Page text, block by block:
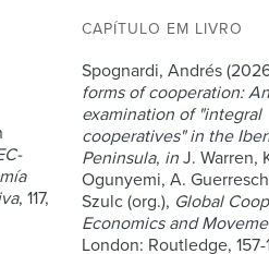
, 117,
CAPÍTULO EM LIVRO
Spognardi, Andrés
forms of cooperation: An
examination of "integral
cooperatives" in the
Peninsula, in J. Warren,
Ogunyemi, A.
Szulc (org.), Global
Economics and
London: Routledge, 157-